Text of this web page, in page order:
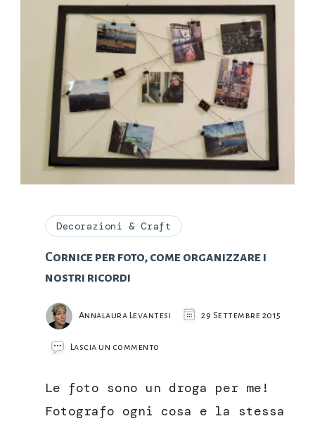
Decorazioni & Craft
Cornice per foto, come organizzare i
nostri ricordi
Annalaura Levantesi 29 Settembre 2015
Lascia un commento
foto,
Le foto sono un droga per me!
Fotografo ogni cosa e la stessa